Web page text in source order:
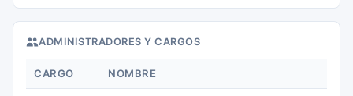
ADMINISTRADORES Y CARGOS
CARGO NOMBRE